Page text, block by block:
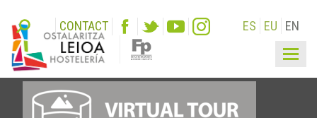
CONTACT ES EU EN